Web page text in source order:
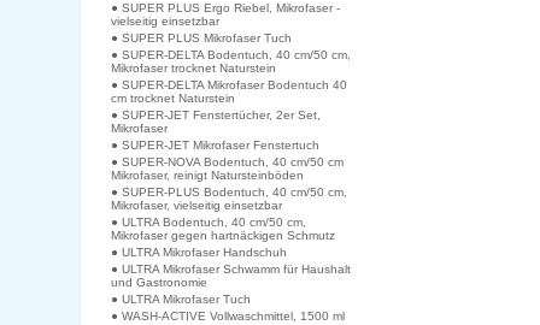
● SUPER PLUS Ergo Riebel, Mikrofaser -
vielseitig einsetzbar
● SUPER PLUS Mikrofaser Tuch
● SUPER-DELTA Bodentuch, 40 cm/50 cm,
Mikrofaser trocknet Naturstein
● SUPER-DELTA Mikrofaser Bodentuch 40
cm trocknet Naturstein
● SUPER-JET Fenstertücher, 2er Set,
Mikrofaser
● SUPER-JET Mikrofaser Fenstertuch
● SUPER-NOVA Bodentuch, 40 cm/50 cm
Mikrofaser, reinigt Natursteinböden
● SUPER-PLUS Bodentuch, 40 cm/50 cm,
Mikrofaser, vielseitig einsetzbar
● ULTRA Bodentuch, 40 cm/50 cm,
Mikrofaser gegen hartnäckigen Schmutz
● ULTRA Mikrofaser Handschuh
● ULTRA Mikrofaser Schwamm für Haushalt
und Gastronomie
● ULTRA Mikrofaser Tuch
● WASH-ACTIVE Vollwaschmittel, 1500 ml